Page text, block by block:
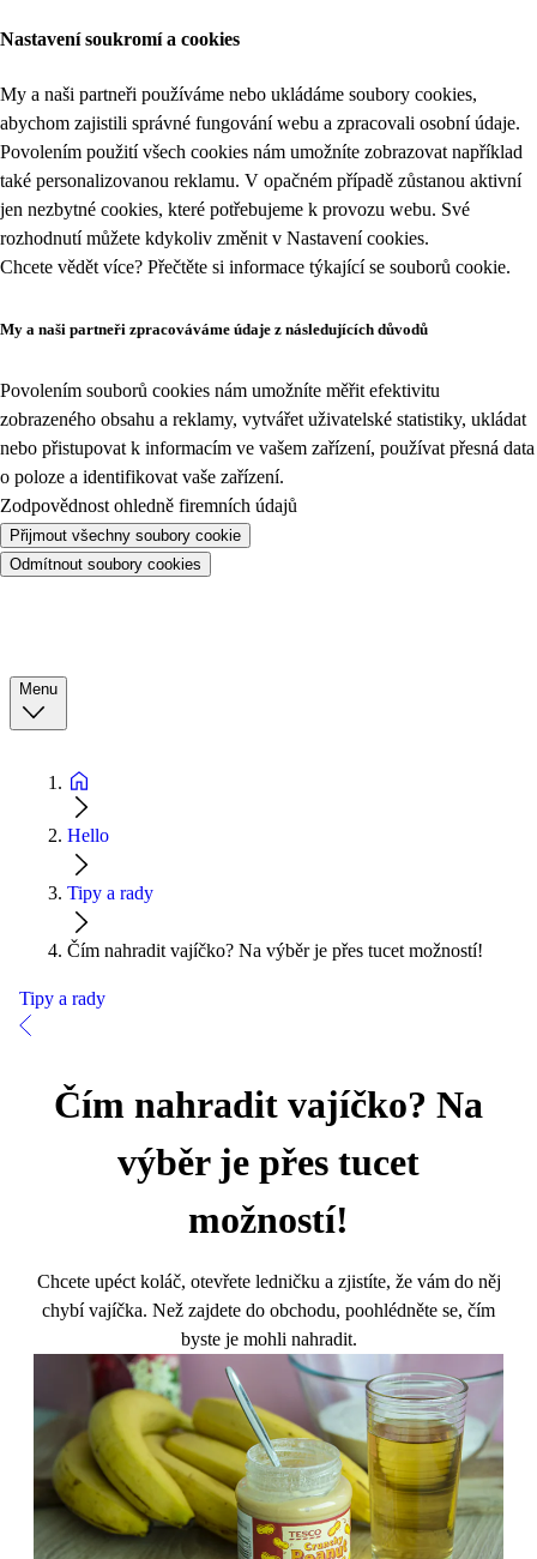
Nastavení soukromí a cookies
My a naši partneři používáme nebo ukládáme soubory cookies,
abychom zajistili správné fungování webu a zpracovali osobní údaje.
Povolením použití všech cookies nám umožníte zobrazovat například
také personalizovanou reklamu. V opačném případě zůstanou aktivní
jen nezbytné cookies, které potřebujeme k provozu webu. Své
rozhodnutí můžete kdykoliv změnit v Nastavení cookies.
Chcete vědět více? Přečtěte si informace týkající se souborů cookie.
My a naši partneři zpracováváme údaje z následujících důvodů
Povolením souborů cookies nám umožníte měřit efektivitu
zobrazeného obsahu a reklamy, vytvářet uživatelské statistiky, ukládat
nebo přistupovat k informacím ve vašem zařízení, používat přesná data
o poloze a identifikovat vaše zařízení.
Zodpovědnost ohledně firemních údajů
Přijmout všechny soubory cookie
Odmítnout soubory cookies
Menu
Hello
Tipy a rady
Čím nahradit vajíčko? Na výběr je přes tucet možností!
Tipy a rady
Čím nahradit vajíčko? Na
výběr je přes tucet
možností!
Chcete upéct koláč, otevřete ledničku a zjistíte, že vám do něj
chybí vajíčka. Než zajdete do obchodu, poohlédněte se, čím
byste je mohli nahradit.